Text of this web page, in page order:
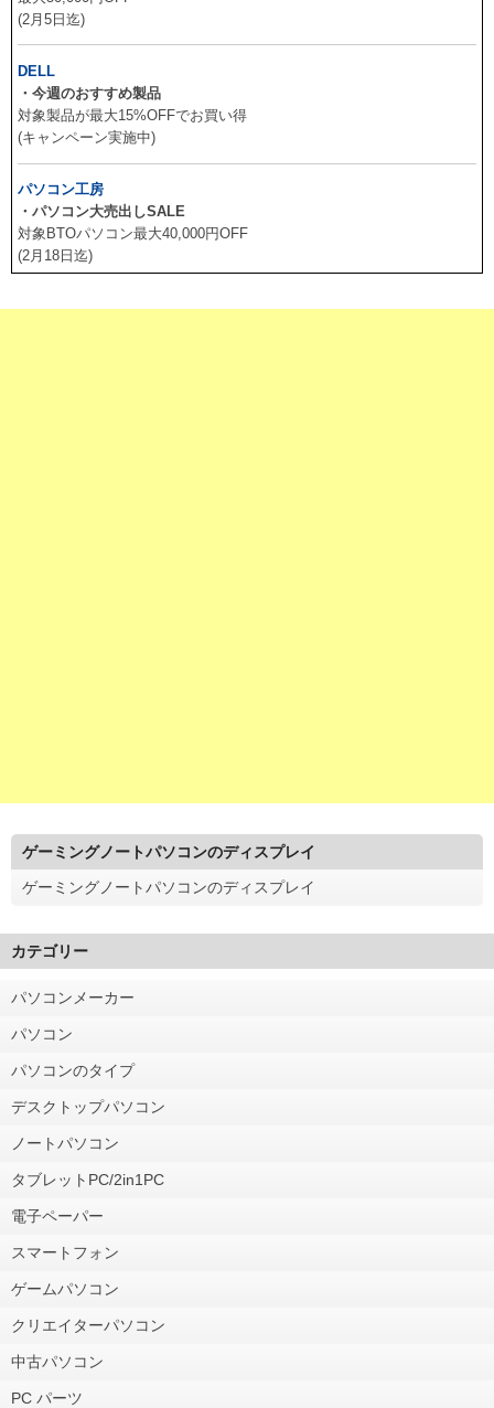
(2月5日迄)
DELL
・今週のおすすめ製品
対象製品が最大15%OFFでお買い得
(キャンペーン実施中)
パソコン工房
・パソコン大売出しSALE
対象BTOパソコン最大40,000円OFF
(2月18日迄)
ゲーミングノートパソコンのディスプレイ
ゲーミングノートパソコンのディスプレイ
カテゴリー
パソコンメーカー
パソコン
パソコンのタイプ
デスクトップパソコン
ノートパソコン
タブレットPC/2in1PC
電子ペーパー
スマートフォン
ゲームパソコン
クリエイターパソコン
中古パソコン
PC パーツ